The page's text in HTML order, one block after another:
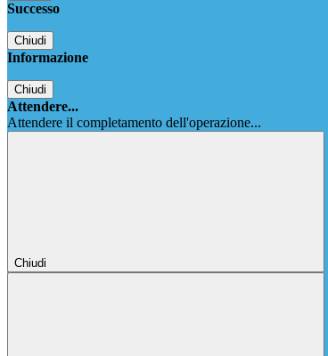
Successo
Chiudi
Informazione
Chiudi
Attendere...
Attendere il completamento dell'operazione...
Chiudi